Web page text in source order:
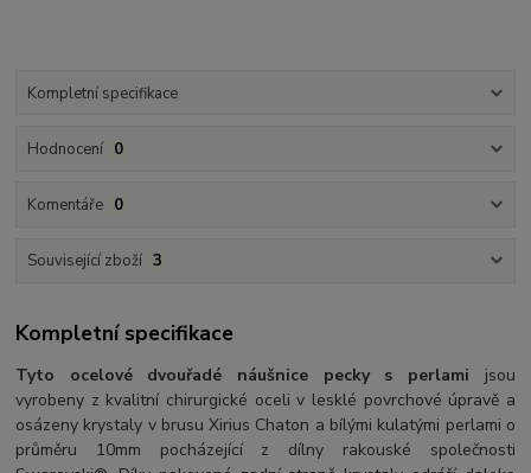
Kompletní specifikace
Hodnocení 0
Komentáře 0
Související zboží 3
Kompletní specifikace
Tyto ocelové dvouřadé náušnice pecky s perlami jsou
vyrobeny z kvalitní chirurgické oceli v lesklé povrchové úpravě a
osázeny krystaly v brusu Xirius Chaton a bílými kulatými perlami o
průměru 10mm pocházející z dílny rakouské společnosti